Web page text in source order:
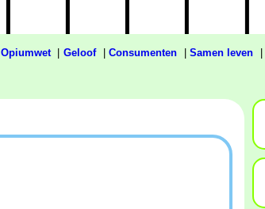
Opiumwet| Geloof| Consumenten|Samen leven